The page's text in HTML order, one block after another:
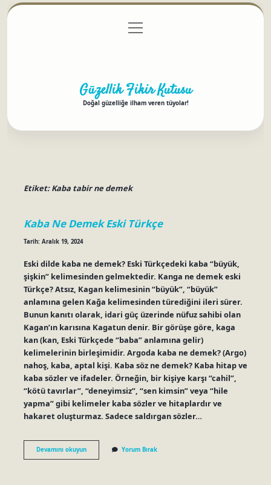
Gizlilik Politikası
menüyü
aç
Güzellik Fikir Kutusu
Doğal güzelliğe ilham veren tüyolar!
Etiket:Kaba tabir ne demek
Kaba Ne Demek Eski Türkçe
Tarih: Aralık 19, 2024
Eski dilde kaba ne demek? Eski Türkçedeki kaba “büyük,
şişkin” kelimesinden gelmektedir. Kanga ne demek eski
Türkçe? Atsız, Kagan kelimesinin “büyük”, “büyük”
anlamına gelen Kağa kelimesinden türediğini ileri sürer.
Bunun kanıtı olarak, idari güç üzerinde nüfuz sahibi olan
Kagan’ın karısına Kagatun denir. Bir görüşe göre, kaga
kan (kan, Eski Türkçede “baba” anlamına gelir)
kelimelerinin birleşimidir. Argoda kaba ne demek? (Argo)
nahoş, kaba, aptal kişi. Kaba söz ne demek? Kaba hitap ve
kaba sözler ve ifadeler. Örneğin, bir kişiye karşı “cahil”,
“kötü tavırlar”, “deneyimsiz”, “sen kimsin” veya “hile
yapma” gibi kelimeler kaba sözler ve hitaplardır ve
hakaret oluşturmaz. Sadece saldırgan sözler…
Devamını okuyunKaba
Ne
Yorum Bırak